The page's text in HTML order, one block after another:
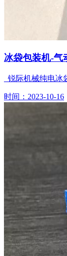
冰袋包装机-气
锐际机械纯电冰
时间：2023-10-16